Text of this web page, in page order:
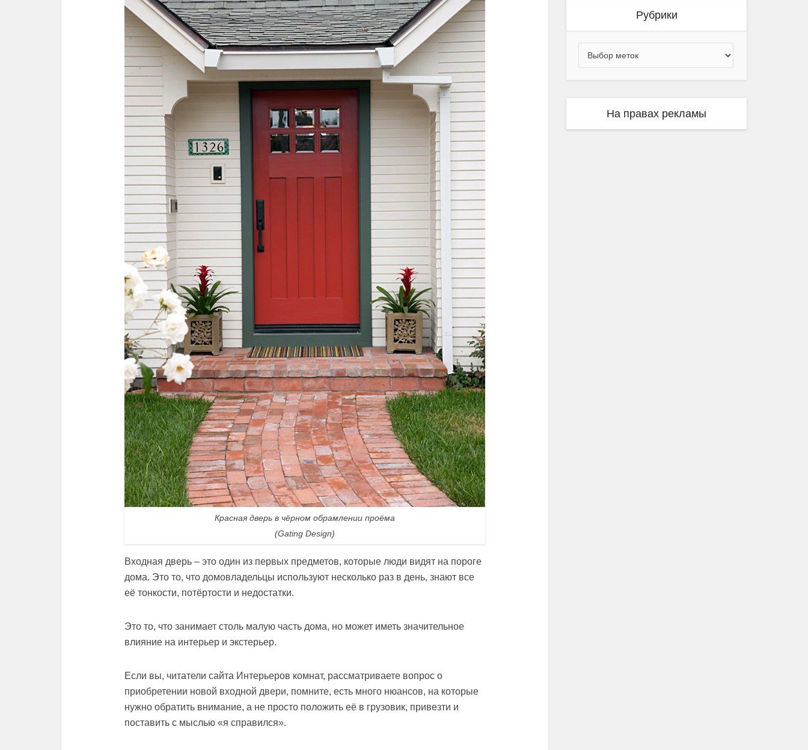
Красная дверь в чёрном обрамлении проёма
(Gating Design)
Входная дверь – это один из первых предметов, которые люди видят на пороге
дома. Это то, что домовладельцы используют несколько раз в день, знают все
её тонкости, потёртости и недостатки.
Это то, что занимает столь малую часть дома, но может иметь значительное
влияние на интерьер и экстерьер.
Если вы, читатели сайта Интерьеров комнат, рассматриваете вопрос о
приобретении новой входной двери, помните, есть много нюансов, на которые
нужно обратить внимание, а не просто положить её в грузовик, привезти и
поставить с мыслью «я справился».
Рубрики
На правах рекламы